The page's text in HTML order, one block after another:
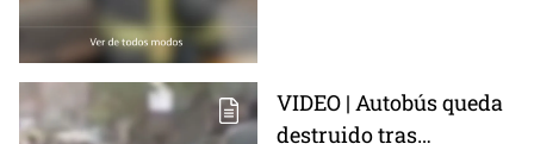
VIDEO | Autobús queda
destruido tras